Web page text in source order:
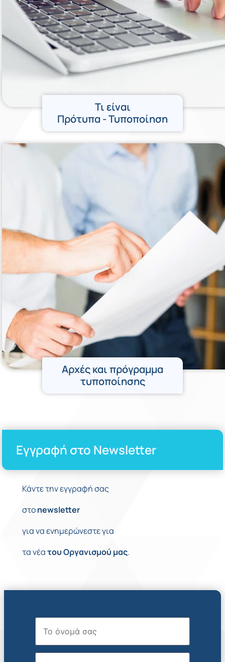
Τι είναι
Πρότυπα - Τυποποίηση
Αρχές και πρόγραμμα
τυποποίησης
Εγγραφή στο Newsletter
Κάντε την εγγραφή σας
στοnewsletter
για να ενημερώνεστε για
τα νέατουΟργανισμού μας.
Όνομα
Επώνυμο